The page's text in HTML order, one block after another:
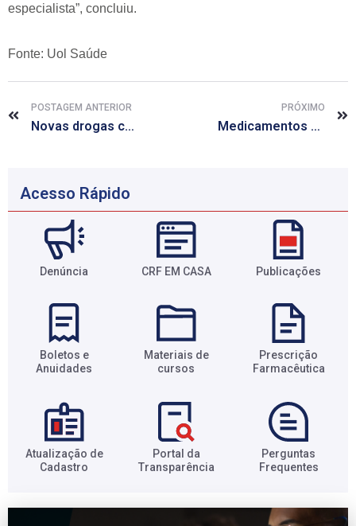
especialista”, concluiu.
Fonte: Uol Saúde
POSTAGEM ANTERIOR
Novas drogas contra o colesterol estão a um passo da aprovação nos EUA
PRÓXIMO
Medicamentos mais eficazes para hepatite C serão distribuídos pelo SUS
Acesso Rápido
Denúncia CRF EM CASA Publicações
Boletos e
Anuidades​
Materiais de
cursos​
Prescrição
Farmacêutica​
Atualização de
Cadastro​
Portal da
Transparência​
Perguntas
Frequentes​